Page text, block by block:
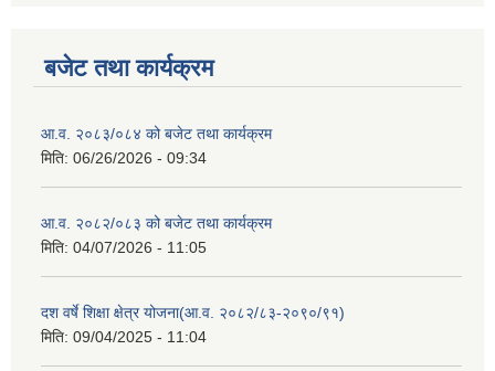
बजेट तथा कार्यक्रम
आ.व. २०८३/०८४ को बजेट तथा कार्यक्रम
मिति: 06/26/2026 - 09:34
आ.व. २०८२/०८३ को बजेट तथा कार्यक्रम
मिति: 04/07/2026 - 11:05
दश वर्षे शिक्षा क्षेत्र योजना(आ.व. २०८२/८३-२०९०/९१)
मिति: 09/04/2025 - 11:04